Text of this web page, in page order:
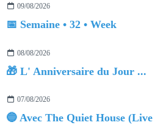
09/08/2026
📅 Semaine • 32 • Week
08/08/2026
🎁 L' Anniversaire du Jour ...
07/08/2026